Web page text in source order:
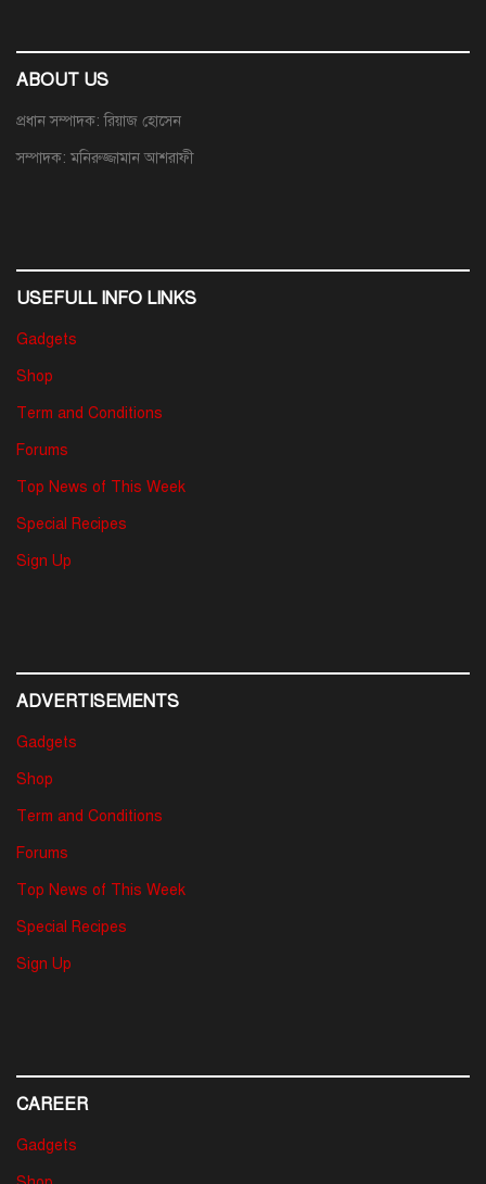
ABOUT US
প্রধান সম্পাদক: রিয়াজ হোসেন
সম্পাদক: মনিরুজ্জামান আশরাফী
USEFULL INFO LINKS
Gadgets
Shop
Term and Conditions
Forums
Top News of This Week
Special Recipes
Sign Up
ADVERTISEMENTS
Gadgets
Shop
Term and Conditions
Forums
Top News of This Week
Special Recipes
Sign Up
CAREER
Gadgets